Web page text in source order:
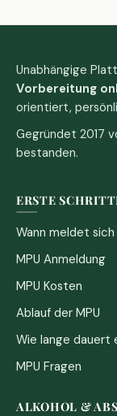
Unabhängige
Vorbereitung
orientiert,
Gegründet 2017
bestanden.
ERSTE
Wann meldet
MPU Anmeldung
MPU Kosten
Ablauf der MPU
Wie lange dauert
MPU Fragen
ALKOHOL &